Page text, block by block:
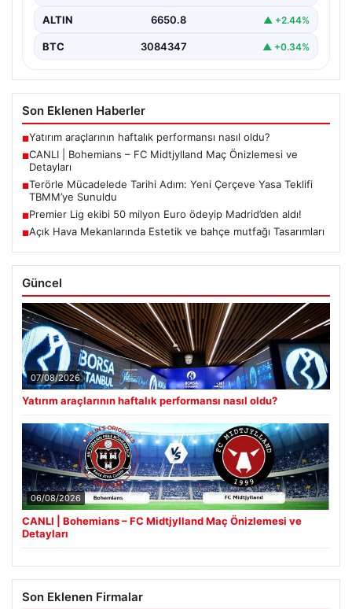
ALTIN 6650.8 ▲ +2.44%
BTC 3084347 ▲ +0.34%
Son Eklenen Haberler
■Yatırım araçlarının haftalık performansı nasıl oldu?
■CANLI | Bohemians – FC Midtjylland Maç Önizlemesi ve
Detayları
■Terörle Mücadelede Tarihi Adım: Yeni Çerçeve Yasa Teklifi
TBMM’ye Sunuldu
■Premier Lig ekibi 50 milyon Euro ödeyip Madrid’den aldı!
■Açık Hava Mekanlarında Estetik ve bahçe mutfağı Tasarımları
Güncel
07/08/2026
Yatırım araçlarının haftalık performansı nasıl oldu?
06/08/2026
CANLI | Bohemians – FC Midtjylland Maç Önizlemesi ve
Detayları
Son Eklenen Firmalar